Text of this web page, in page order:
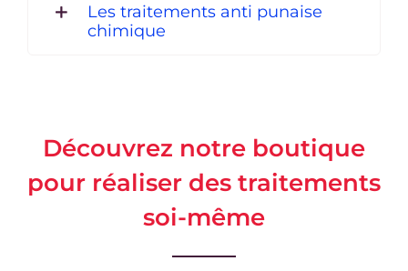
Les traitements anti punaise
chimique
Découvrez notre boutique
pour réaliser des traitements
soi-même